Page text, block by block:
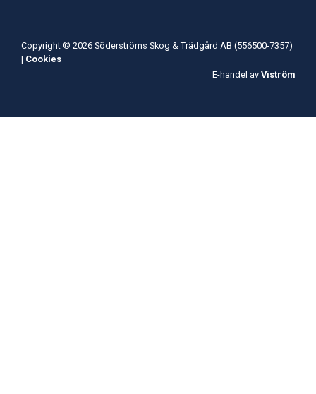
Copyright © 2026 Söderströms Skog & Trädgård AB (556500-7357)
| Cookies
E-handel av Viström